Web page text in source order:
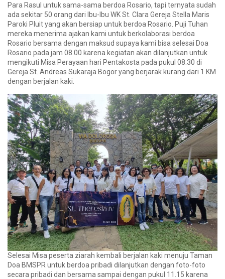
Para Rasul untuk sama-sama berdoa Rosario, tapi ternyata sudah
ada sekitar 50 orang dari Ibu-Ibu WK St. Clara Gereja Stella Maris
Paroki Pluit yang akan bersiap untuk berdoa Rosario. Puji Tuhan
mereka menerima ajakan kami untuk berkolaborasi berdoa
Rosario bersama dengan maksud supaya kami bisa selesai Doa
Rosario pada jam 08.00 karena kegiatan akan dilanjutkan untuk
mengikuti Misa Perayaan hari Pentakosta pada pukul 08.30 di
Gereja St. Andreas Sukaraja Bogor yang berjarak kurang dari 1 KM
dengan berjalan kaki.
Selesai Misa peserta ziarah kembali berjalan kaki menuju Taman
Doa BMSPR untuk berdoa pribadi dilanjutkan dengan foto-foto
secara pribadi dan bersama sampai dengan pukul 11.15 karena